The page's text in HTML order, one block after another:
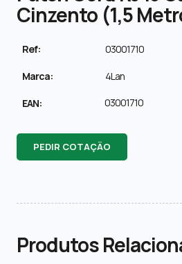
Cinzento (1,5
Ref: 03001710
Marca: 4Lan
EAN: 03001710
PEDIR COTAÇÃO
Produtos